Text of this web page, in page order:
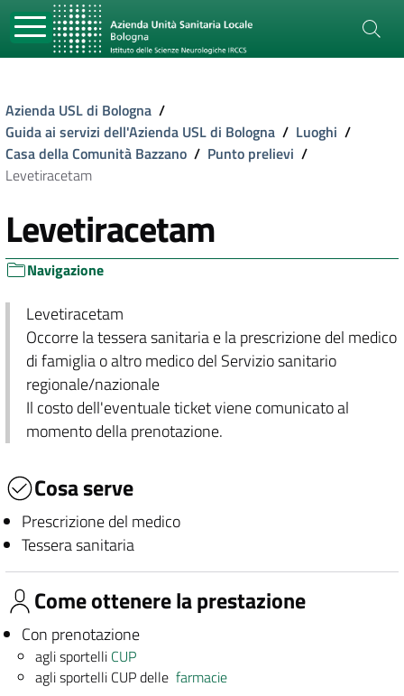
Azienda USL di Bologna /
Guida ai servizi dell'Azienda USL di Bologna / Luoghi /
Casa della Comunità Bazzano / Punto prelievi /
Levetiracetam
Levetiracetam
Navigazione
Levetiracetam
Occorre la tessera sanitaria e la prescrizione del medico
di famiglia o altro medico del Servizio sanitario
regionale/nazionale
Il costo dell'eventuale ticket viene comunicato al
momento della prenotazione.
Cosa serve
Prescrizione del medico
Tessera sanitaria
Come ottenere la prestazione
Con prenotazione
agli sportelli CUP
agli sportelli CUP dellefarmacie